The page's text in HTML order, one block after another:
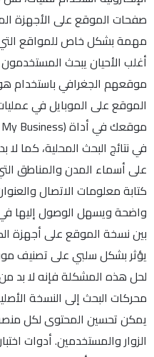
مهمة بشكل خاص للمواقع
أغلب الأحيان يبحث
موقعهم الجغرافي باستخدام
الموقع على الموبايل في
في نتائج البحث المحلية، كما
على أسماء المدن والمناطق
كتابة معلومات الاتصال
واضحة ويسهل الوصول إليها
بين نسخة الموقع على أجهزة
يؤثر بشكل سلبي على تصنيف
محركات البحث إلى النسخة
يمكن تحسين المحتوى لكل
الزوار والمستخدمين. أدوات